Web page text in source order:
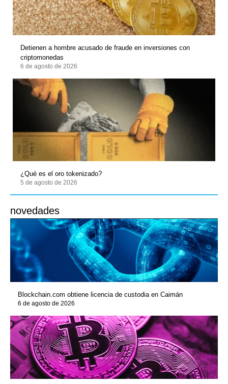
Detienen a hombre acusado de fraude en inversiones con
criptomonedas
6 de agosto de 2026
¿Qué es el oro tokenizado?
5 de agosto de 2026
novedades
Blockchain.com obtiene licencia de custodia en Caimán
6 de agosto de 2026